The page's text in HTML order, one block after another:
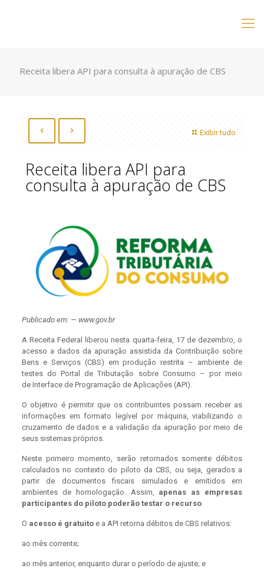
Receita libera API para consulta à apuração de CBS
Exibir tudo
Receita libera API para
consulta à apuração de CBS
Publicado em: — www.gov.br
A Receita Federal liberou nesta quarta-feira, 17 de dezembro, o
acesso a dados da apuração assistida da Contribuição sobre
Bens e Serviços (CBS) em produção restrita – ambiente de
testes do Portal de Tributação sobre Consumo – por meio
de Interface de Programação de Aplicações (API).
O objetivo é permitir que os contribuintes possam receber as
informações em formato legível por máquina, viabilizando o
cruzamento de dados e a validação da apuração por meio de
seus sistemas próprios.
Neste primeiro momento, serão retornados somente débitos
calculados no contexto do piloto da CBS, ou seja, gerados a
partir de documentos fiscais simulados e emitidos em
ambientes de homologação. Assim, apenas as empresas
participantes do piloto poderão testar o recurso.
O acesso é gratuitoe a API retorna débitos de CBS relativos:
ao mês corrente;
ao mês anterior, enquanto durar o período de ajuste; e